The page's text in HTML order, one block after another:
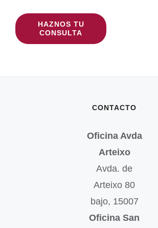
HAZNOS TU
CONSULTA
CONTACTO
Oficina Avda
Arteixo
Avda. de
Arteixo 80
bajo, 15007
Oficina San